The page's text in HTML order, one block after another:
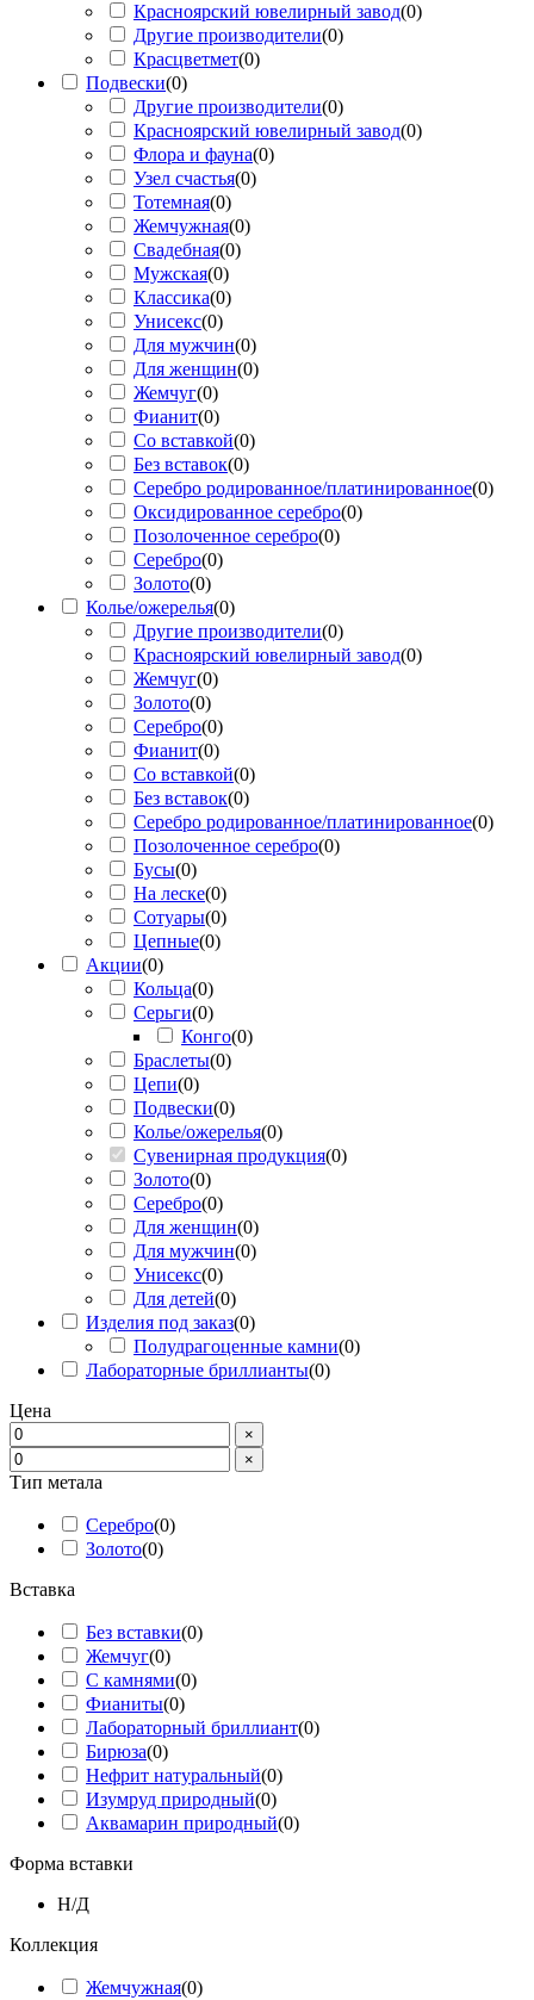
Красноярский ювелирный завод(0)
Другие производители(0)
Красцветмет(0)
Подвески(0)
Другие производители(0)
Красноярский ювелирный завод(0)
Флора и фауна(0)
Узел счастья(0)
Тотемная(0)
Жемчужная(0)
Свадебная(0)
Мужская(0)
Классика(0)
Унисекс(0)
Для мужчин(0)
Для женщин(0)
Жемчуг(0)
Фианит(0)
Со вставкой(0)
Без вставок(0)
Серебро родированное/платинированное(0)
Оксидированное серебро(0)
Позолоченное серебро(0)
Серебро(0)
Золото(0)
Колье/ожерелья(0)
Другие производители(0)
Красноярский ювелирный завод(0)
Жемчуг(0)
Золото(0)
Серебро(0)
Фианит(0)
Со вставкой(0)
Без вставок(0)
Серебро родированное/платинированное(0)
Позолоченное серебро(0)
Бусы(0)
На леске(0)
Сотуары(0)
Цепные(0)
Акции(0)
Кольца(0)
Серьги(0)
Конго(0)
Браслеты(0)
Цепи(0)
Подвески(0)
Колье/ожерелья(0)
Сувенирная продукция(0)
Золото(0)
Серебро(0)
Для женщин(0)
Для мужчин(0)
Унисекс(0)
Для детей(0)
Изделия под заказ(0)
Полудрагоценные камни(0)
Лабораторные бриллианты(0)
Цена
×
×
Тип метала
Серебро(0)
Золото(0)
Вставка
Без вставки(0)
Жемчуг(0)
С камнями(0)
Фианиты(0)
Лабораторный бриллиант(0)
Бирюза(0)
Нефрит натуральный(0)
Изумруд природный(0)
Аквамарин природный(0)
Форма вставки
Н/Д
Коллекция
Жемчужная(0)